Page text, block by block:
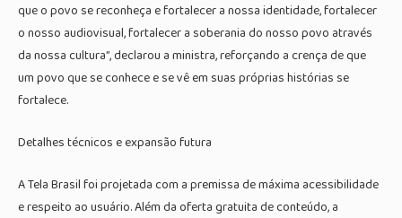
que o povo se reconheça e fortalecer a nossa identidade, fortalecer
o nosso audiovisual, fortalecer a soberania do nosso povo através
da nossa cultura”, declarou a ministra, reforçando a crença de que
um povo que se conhece e se vê em suas próprias histórias se
fortalece.
Detalhes técnicos e expansão futura
A Tela Brasil foi projetada com a premissa de máxima acessibilidade
e respeito ao usuário. Além da oferta gratuita de conteúdo, a